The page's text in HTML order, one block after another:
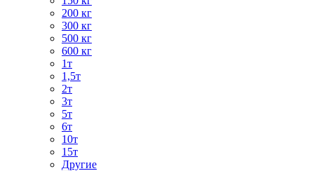
200 кг
300 кг
500 кг
600 кг
1т
1,5т
2т
3т
5т
6т
10т
15т
Другие